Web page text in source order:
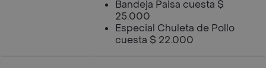
Bandeja Paisa cuesta $
25.000
Especial Chuleta de Pollo
cuesta $ 22.000